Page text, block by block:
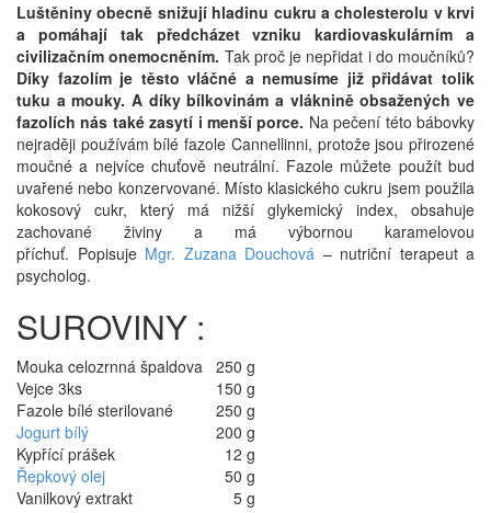
Luštěniny obecně snižují hladinu cukru a cholesterolu v krvi
a pomáhají tak předcházet vzniku kardiovaskulárním a
civilizačním onemocněním. Tak proč je nepřidat i do moučníků?
Díky fazolím je těsto vláčné a nemusíme již přidávat tolik
tuku a mouky. A díky bílkovinám a vláknině obsažených ve
fazolích nás také zasytí i menší porce. Na pečení této bábovky
nejraději používám bílé fazole Cannellinni, protože jsou přirozené
moučné a nejvíce chuťově neutrální. Fazole můžete použít bud
uvařené nebo konzervované. Místo klasického cukru jsem použila
kokosový cukr, který má nižší glykemický index, obsahuje
zachované živiny a má výbornou karamelovou
příchuť. Popisuje Mgr. Zuzana Douchová – nutriční terapeut a
psycholog.
SUROVINY :
Mouka celozrnná špaldova 250 g
Vejce 3ks
150 g
Fazole bílé sterilované
250 g
Jogurt bílý
200 g
Kypřící prášek
12 g
Řepkový olej
50 g
Vanilkový extrakt
5 g